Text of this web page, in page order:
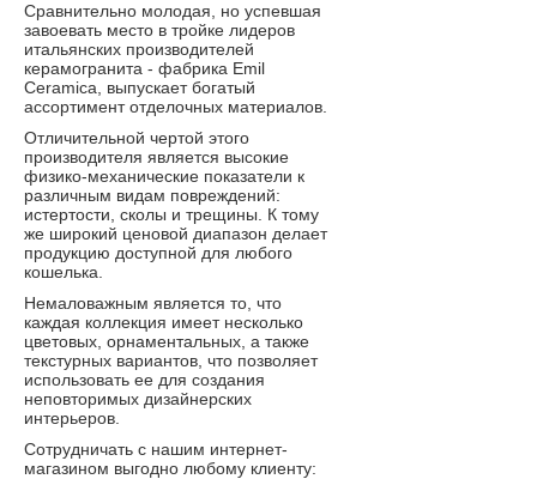
Сравнительно молодая, но успевшая
завоевать место в тройке лидеров
итальянских производителей
керамогранита - фабрика Emil
Ceramica, выпускает богатый
ассортимент отделочных материалов.
Отличительной чертой этого
производителя является высокие
физико-механические показатели к
различным видам повреждений:
истертости, сколы и трещины. К тому
же широкий ценовой диапазон делает
продукцию доступной для любого
кошелька.
Немаловажным является то, что
каждая коллекция имеет несколько
цветовых, орнаментальных, а также
текстурных вариантов, что позволяет
использовать ее для создания
неповторимых дизайнерских
интерьеров.
Сотрудничать с нашим интернет-
магазином выгодно любому клиенту: